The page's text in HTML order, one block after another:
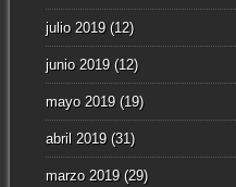
julio 2019(12)
junio 2019(12)
mayo 2019(19)
abril 2019(31)
marzo 2019(29)